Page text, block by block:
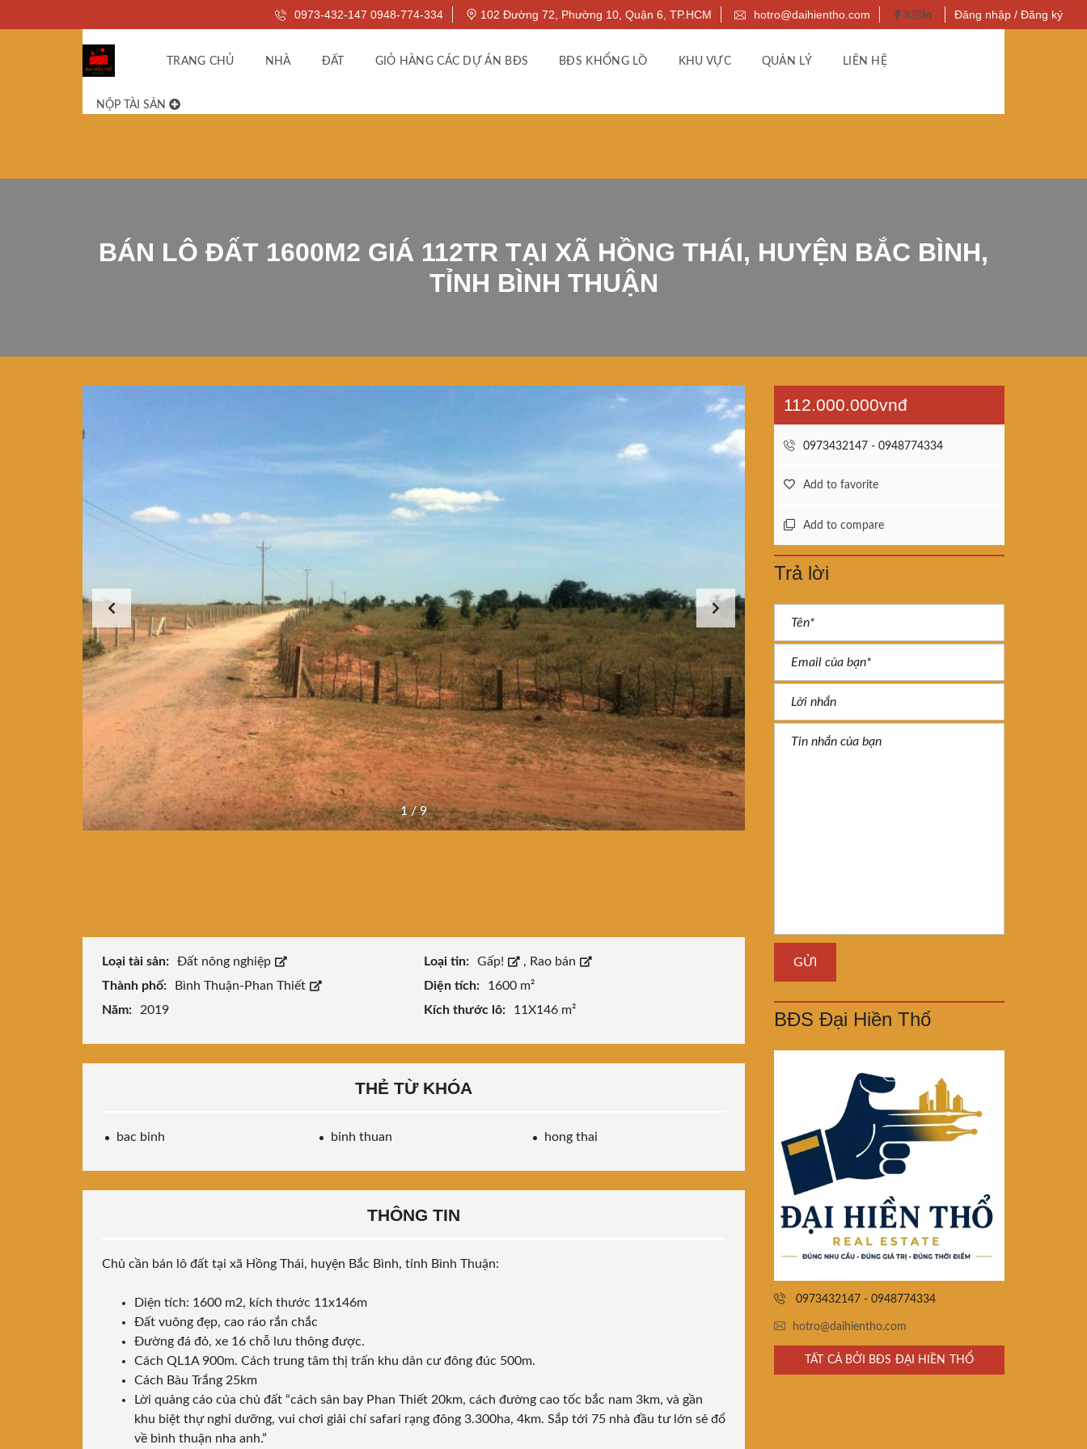
0973-432-147 0948-774-334 102 Đường 72, Phường 10, Quận 6, TP.HCM hotro@daihientho.com Đăng nhập / Đăng ký
TRANG CHỦ NHÀ ĐẤT GIỎ HÀNG CÁC DỰ ÁN BĐS BĐS KHỔNG LỒ KHU VỰC QUẢN LÝ LIÊN HỆ
NỘP TÀI SẢN
BÁN LÔ ĐẤT 1600M2 GIÁ 112TR TẠI XÃ HỒNG THÁI, HUYỆN BẮC BÌNH,
TỈNH BÌNH THUẬN
1/9
Loại tài sản: Đất nông nghiệp Loại tin: Gấp! , Rao bán
Thành phố:
Bình Thuận-Phan Thiết Diện tích:
1600 m²
Năm:
2019 Kích thước lô: 11X146 m²
THẺ TỪ KHÓA
bac binh binh thuan hong thai
THÔNG TIN
Chủ cần bán lô đất tại xã Hồng Thái, huyện Bắc Bình, tỉnh Bình Thuận:
Diện tích: 1600 m2, kích thước 11x146m
Đất vuông đẹp, cao ráo rắn chắc
Đường đá đỏ, xe 16 chỗ lưu thông được.
Cách QL1A 900m. Cách trung tâm thị trấn khu dân cư đông đúc 500m.
Cách Bàu Trắng 25km
Lời quảng cáo của chủ đất “cách sân bay Phan Thiết 20km, cách đường cao tốc bắc nam 3km, và gần
khu biệt thự nghỉ dưỡng, vui chơi giải chí safari rạng đông 3.300ha, 4km. Sắp tới 75 nhà đầu tư lớn sẻ đổ
về bình thuận nha anh.”
112.000.000vnđ
0973432147 - 0948774334
Add to favorite
Add to compare
Trả lời
BĐS Đại Hiền Thổ
0973432147 - 0948774334
hotro@daihientho.com
TẤT CẢ BỞI BĐS ĐẠI HIỀN THỔ